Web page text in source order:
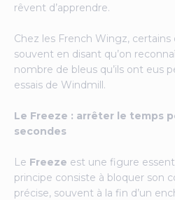
rêvent d’apprendre.
Chez les French Wingz,
souvent en disant qu’on
nombre de bleus qu’ils ont eus
essais de Windmill.
Le Freeze : arrêter le temps
secondes
Le Freeze est une figure
principe consiste à bloquer son
précise, souvent à la fin d’un